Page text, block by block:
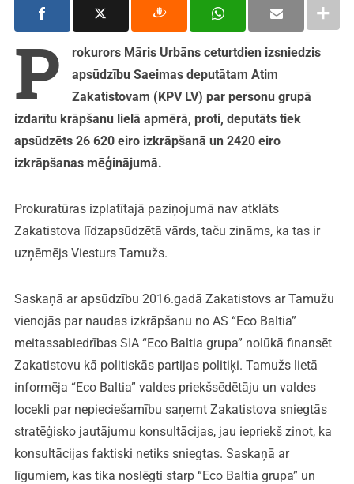
P
rokurors Māris Urbāns ceturtdien izsniedzis
apsūdzību Saeimas deputātam Atim
Zakatistovam (KPV LV) par personu grupā
izdarītu krāpšanu lielā apmērā, proti, deputāts tiek
apsūdzēts 26 620 eiro izkrāpšanā un 2420 eiro
izkrāpšanas mēģinājumā.
Prokuratūras izplatītajā paziņojumā nav atklāts
Zakatistova līdzapsūdzētā vārds, taču zināms, ka tas ir
uzņēmējs Viesturs Tamužs.
Saskaņā ar apsūdzību 2016.gadā Zakatistovs ar Tamužu
vienojās par naudas izkrāpšanu no AS “Eco Baltia”
meitassabiedrības SIA “Eco Baltia grupa” nolūkā finansēt
Zakatistovu kā politiskās partijas politiķi. Tamužs lietā
informēja “Eco Baltia” valdes priekšsēdētāju un valdes
locekli par nepieciešamību saņemt Zakatistova sniegtās
stratēģisko jautājumu konsultācijas, jau iepriekš zinot, ka
konsultācijas faktiski netiks sniegtas. Saskaņā ar
līgumiem, kas tika noslēgti starp “Eco Baltia grupa” un